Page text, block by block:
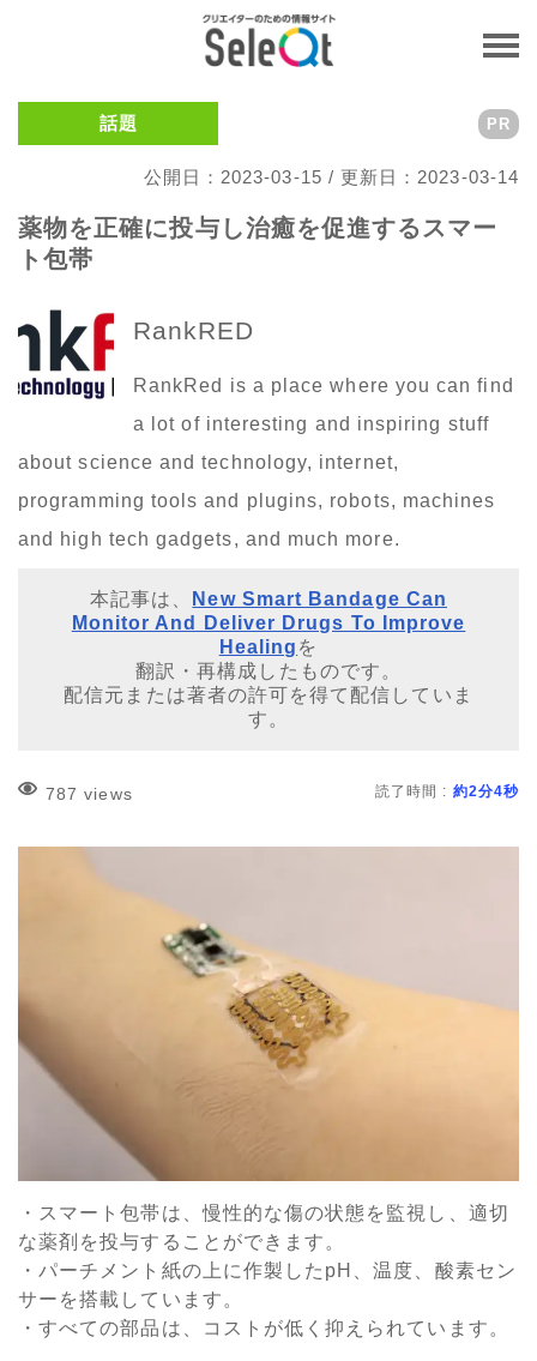
話題
公開日：2023-03-15 / 更新日：2023-03-14
PR
薬物を正確に投与し治癒を促進するスマー
ト包帯
RankRED
RankRed is a place where you can find
a lot of interesting and inspiring stuff
about science and technology, internet,
programming tools and plugins, robots, machines
and high tech gadgets, and much more.
本記事は、
New Smart Bandage Can
Monitor And Deliver Drugs To Improve
Healing を
翻訳・再構成したものです。
配信元または著者の許可を得て配信していま
す。
787 views 読了時間 : 約2分4秒
・スマート包帯は、慢性的な傷の状態を監視し、適切
な薬剤を投与することができます。
・パーチメント紙の上に作製したpH、温度、酸素セン
サーを搭載しています。
・すべての部品は、コストが低く抑えられています。